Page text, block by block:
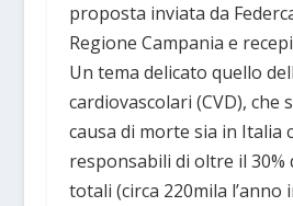
proposta inviata da
Regione Campania e
Un tema delicato quello
cardiovascolari (CVD), che
causa di morte sia in Italia
responsabili di oltre il 30%
totali (circa 220mila l’anno